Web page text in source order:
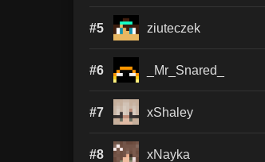
#5 ziuteczek
#6 _Mr_Snared_
#7 xShaley
#8 xNayka